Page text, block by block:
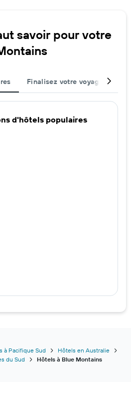
savoir pour votre
Finalisez votre voyage
d'hôtels populaires
à Pacifique Sud
Hôtels en Australie
du Sud
Hôtels à Blue Montains